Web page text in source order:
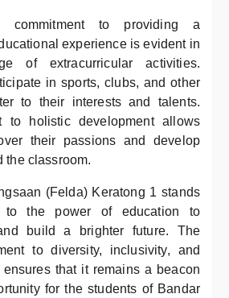
commitment to providing a
experience is evident in
of extracurricular activities.
in sports, clubs, and other
to their interests and talents.
to holistic development allows
their passions and develop
the classroom.
(Felda) Keratong 1 stands
to the power of education to
build a brighter future. The
to diversity, inclusivity, and
that it remains a beacon
for the students of Bandar